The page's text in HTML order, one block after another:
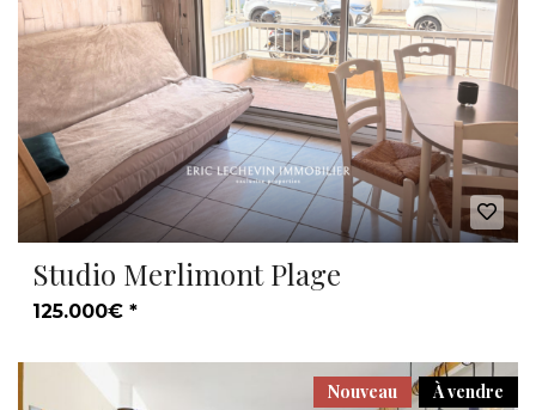
Studio Merlimont Plage
125.000€ *
À vendre
Nouveau